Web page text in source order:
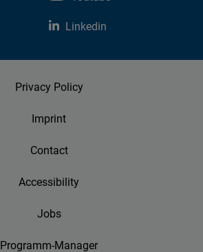
Linkedin
Privacy Policy
Imprint
Contact
Accessibility
Jobs
Programm-Manager